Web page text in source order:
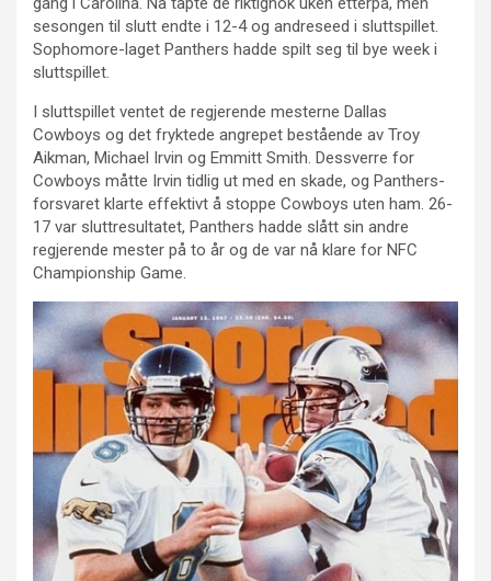
sesongen til slutt endte i 12-4 og andreseed i sluttspillet.
Sophomore-laget Panthers hadde spilt seg til bye week i
sluttspillet.
I sluttspillet ventet de regjerende mesterne Dallas
Cowboys og det fryktede angrepet bestående av Troy
Aikman, Michael Irvin og Emmitt Smith. Dessverre for
Cowboys måtte Irvin tidlig ut med en skade, og Panthers-
forsvaret klarte effektivt å stoppe Cowboys uten ham. 26-
17 var sluttresultatet, Panthers hadde slått sin andre
regjerende mester på to år og de var nå klare for NFC
Championship Game.